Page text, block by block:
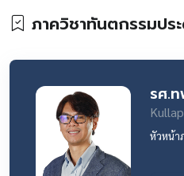
ภาควิชาทันตกรรมปร
รศ.
หัวหน้า